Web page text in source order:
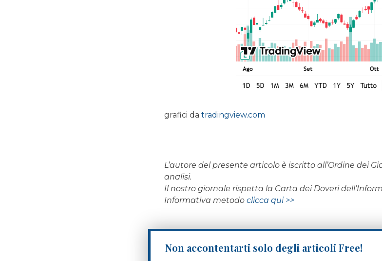
grafici datradingview.com
L’autore del presente articolo è iscritto all’Ordine dei
analisi.
Il nostro giornale rispetta la Carta dei Doveri
Informativa metodoclicca qui >>
Non accontentarti solo degli articoli Free!